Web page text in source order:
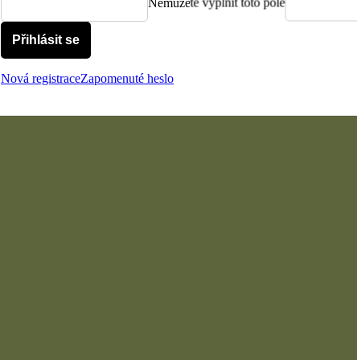
Přihlásit se
Nová registraceZapomenuté heslo